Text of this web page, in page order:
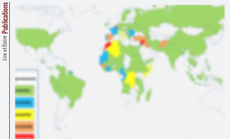
·
Ressources pédagogiques
Comprendre et parler
Espace presse
Contacts
Trouver un lieu d’alphabétisation
Lire et Écrire
Publications